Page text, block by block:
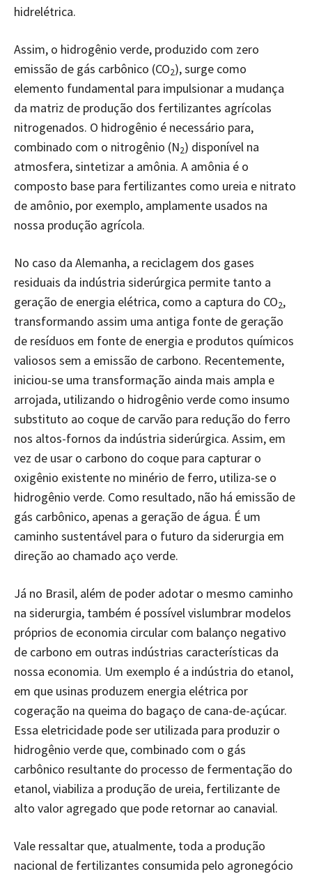
hidrelétrica.
Assim, o hidrogênio verde, produzido com zero
emissão de gás carbônico (CO2), surge como
elemento fundamental para impulsionar a mudança
da matriz de produção dos fertilizantes agrícolas
nitrogenados. O hidrogênio é necessário para,
combinado com o nitrogênio (N2) disponível na
atmosfera, sintetizar a amônia. A amônia é o
composto base para fertilizantes como ureia e nitrato
de amônio, por exemplo, amplamente usados na
nossa produção agrícola.
No caso da Alemanha, a reciclagem dos gases
residuais da indústria siderúrgica permite tanto a
geração de energia elétrica, como a captura do CO2,
transformando assim uma antiga fonte de geração
de resíduos em fonte de energia e produtos químicos
valiosos sem a emissão de carbono. Recentemente,
iniciou-se uma transformação ainda mais ampla e
arrojada, utilizando o hidrogênio verde como insumo
substituto ao coque de carvão para redução do ferro
nos altos-fornos da indústria siderúrgica. Assim, em
vez de usar o carbono do coque para capturar o
oxigênio existente no minério de ferro, utiliza-se o
hidrogênio verde. Como resultado, não há emissão de
gás carbônico, apenas a geração de água. É um
caminho sustentável para o futuro da siderurgia em
direção ao chamado aço verde.
Já no Brasil, além de poder adotar o mesmo caminho
na siderurgia, também é possível vislumbrar modelos
próprios de economia circular com balanço negativo
de carbono em outras indústrias características da
nossa economia. Um exemplo é a indústria do etanol,
em que usinas produzem energia elétrica por
cogeração na queima do bagaço de cana-de-açúcar.
Essa eletricidade pode ser utilizada para produzir o
hidrogênio verde que, combinado com o gás
carbônico resultante do processo de fermentação do
etanol, viabiliza a produção de ureia, fertilizante de
alto valor agregado que pode retornar ao canavial.
Vale ressaltar que, atualmente, toda a produção
nacional de fertilizantes consumida pelo agronegócio